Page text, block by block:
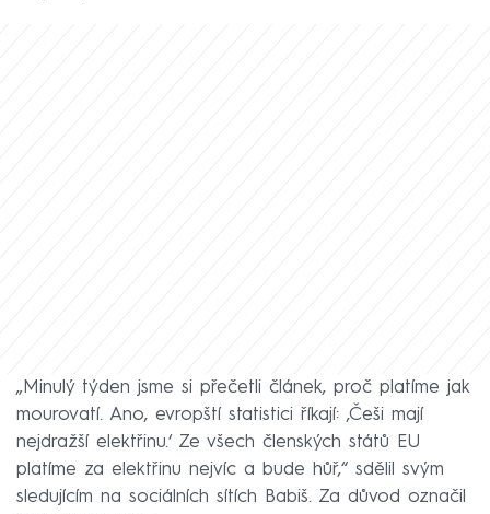
„Minulý týden jsme si přečetli článek, proč platíme jak
mourovatí. Ano, evropští statistici říkají: ‚Češi mají
nejdražší elektřinu.‘ Ze všech členských států EU
platíme za elektřinu nejvíc a bude hůř,“ sdělil svým
sledujícím na sociálních sítích Babiš. Za důvod označil